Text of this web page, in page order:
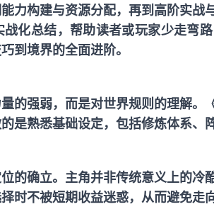
力构建与资源分配，再到高阶实战
化总结，帮助读者或玩家少走弯
到境界的全面进阶。
的强弱，而是对世界规则的理解。
是熟悉基础设定，包括修炼体系、
的确立。主角并非传统意义上的冷
时不被短期收益迷惑，从而避免走